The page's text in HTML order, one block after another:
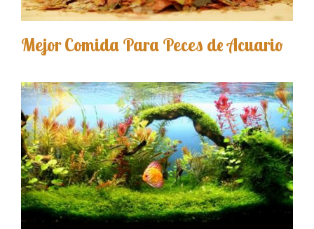
Mejor Comida Para Peces de Acuario